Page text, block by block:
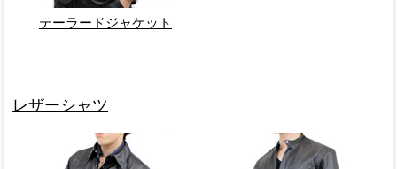
テーラードジャケット
レザーシャツ